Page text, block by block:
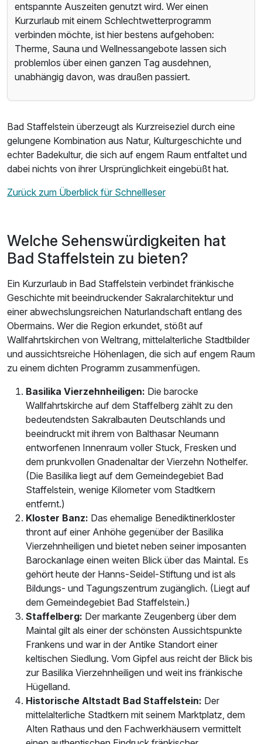
entspannte Auszeiten genutzt wird. Wer einen
Kurzurlaub mit einem Schlechtwetterprogramm
verbinden möchte, ist hier bestens aufgehoben:
Therme, Sauna und Wellnessangebote lassen sich
problemlos über einen ganzen Tag ausdehnen,
unabhängig davon, was draußen passiert.
Bad Staffelstein überzeugt als Kurzreiseziel durch eine
gelungene Kombination aus Natur, Kulturgeschichte und
echter Badekultur, die sich auf engem Raum entfaltet und
dabei nichts von ihrer Ursprünglichkeit eingebüßt hat.
Zurück zum Überblick für Schnellleser
Welche Sehenswürdigkeiten hat
Bad Staffelstein zu bieten?
Ein Kurzurlaub in Bad Staffelstein verbindet fränkische
Geschichte mit beeindruckender Sakralarchitektur und
einer abwechslungsreichen Naturlandschaft entlang des
Obermains. Wer die Region erkundet, stößt auf
Wallfahrtskirchen von Weltrang, mittelalterliche Stadtbilder
und aussichtsreiche Höhenlagen, die sich auf engem Raum
zu einem dichten Programm zusammenfügen.
Basilika Vierzehnheiligen: Die barocke
Wallfahrtskirche auf dem Staffelberg zählt zu den
bedeutendsten Sakralbauten Deutschlands und
beeindruckt mit ihrem von Balthasar Neumann
entworfenen Innenraum voller Stuck, Fresken und
dem prunkvollen Gnadenaltar der Vierzehn Nothelfer.
(Die Basilika liegt auf dem Gemeindegebiet Bad
Staffelstein, wenige Kilometer vom Stadtkern
entfernt.)
Kloster Banz: Das ehemalige Benediktinerkloster
thront auf einer Anhöhe gegenüber der Basilika
Vierzehnheiligen und bietet neben seiner imposanten
Barockanlage einen weiten Blick über das Maintal. Es
gehört heute der Hanns-Seidel-Stiftung und ist als
Bildungs- und Tagungszentrum zugänglich. (Liegt auf
dem Gemeindegebiet Bad Staffelstein.)
Staffelberg: Der markante Zeugenberg über dem
Maintal gilt als einer der schönsten Aussichtspunkte
Frankens und war in der Antike Standort einer
keltischen Siedlung. Vom Gipfel aus reicht der Blick bis
zur Basilika Vierzehnheiligen und weit ins fränkische
Hügelland.
Historische Altstadt Bad Staffelstein: Der
mittelalterliche Stadtkern mit seinem Marktplatz, dem
Alten Rathaus und den Fachwerkhäusern vermittelt